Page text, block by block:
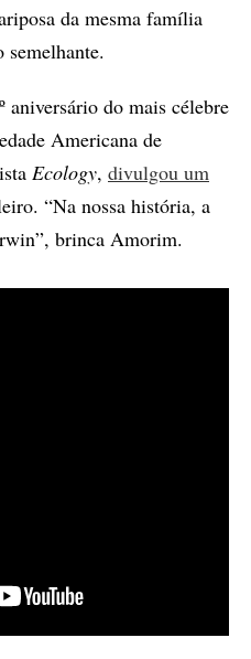
da mesma família
semelhante.
aniversário do mais célebre
Americana de
Ecology, divulgou um
“Na nossa história, a
brinca Amorim.